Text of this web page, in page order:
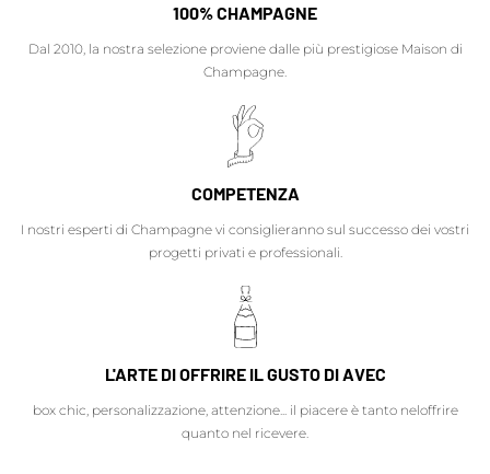
100% CHAMPAGNE
Dal 2010, la nostra selezione proviene dalle più prestigiose Maison di
Champagne.
COMPETENZA
I nostri esperti di Champagne vi consiglieranno sul successo dei vostri
progetti privati e professionali.
L'ARTE DI OFFRIRE IL GUSTO DI AVEC
box chic, personalizzazione, attenzione... il piacere è tanto neloffrire
quanto nel ricevere.